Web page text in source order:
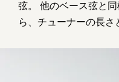
弦。 他のベース弦と
ら、チューナーの長さ